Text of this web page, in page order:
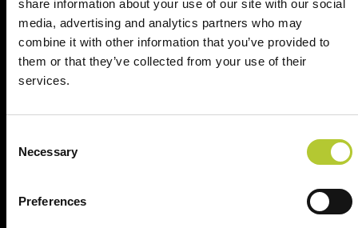
share information about your use of our site with our social
media, advertising and analytics partners who may
combine it with other information that you’ve provided to
them or that they’ve collected from your use of their
services.
Selection
Necessary
Preferences
Cognome
CAP